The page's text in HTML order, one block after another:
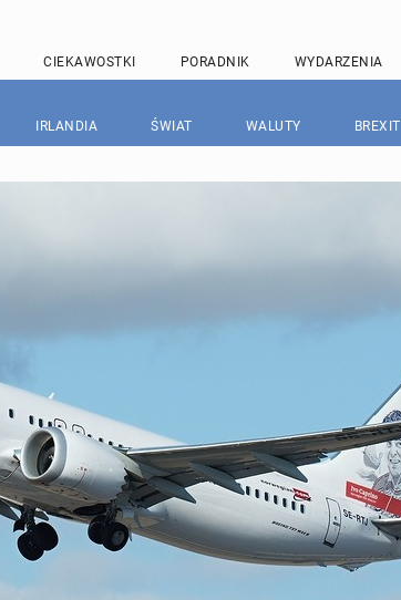
CIEKAWOSTKI PORADNIK WYDARZENIA
IRLANDIA ŚWIAT WALUTY BREXIT